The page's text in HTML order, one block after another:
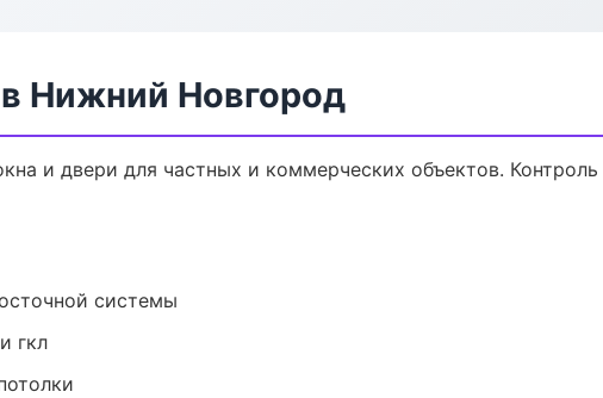
Нижний Новгород
и двери для частных и коммерческих объектов.
системы
гкл